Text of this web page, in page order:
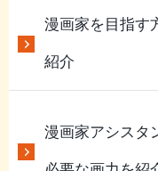
漫画家を目指す
紹介
漫画家アシスタ